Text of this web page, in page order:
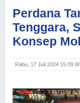
Perdana
Tenggara,
Konsep
Rabu, 17 Juli 2024 15.09